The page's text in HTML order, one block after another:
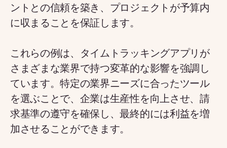
ントとの信頼を築き、プロジェクトが予算内
に収まることを保証します。
これらの例は、タイムトラッキングアプリが
さまざまな業界で持つ変革的な影響を強調し
ています。特定の業界ニーズに合ったツール
を選ぶことで、企業は生産性を向上させ、請
求基準の遵守を確保し、最終的には利益を増
加させることができます。